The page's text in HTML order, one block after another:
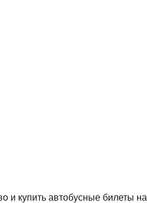
и купить автобусные билеты